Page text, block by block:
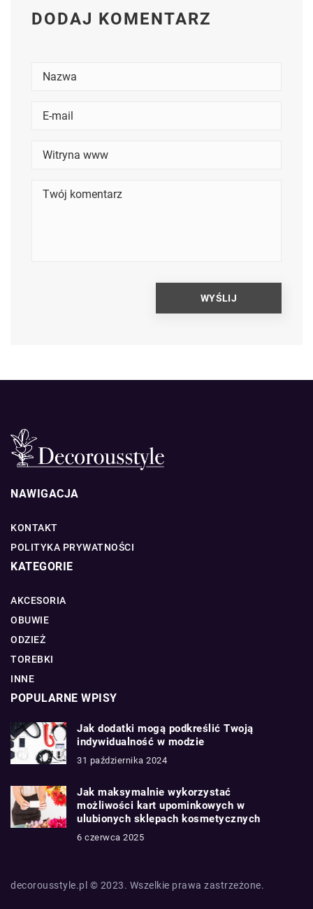
DODAJ KOMENTARZ
NAWIGACJA
KONTAKT
POLITYKA PRYWATNOŚCI
KATEGORIE
AKCESORIA
OBUWIE
ODZIEŻ
TOREBKI
INNE
POPULARNE WPISY
Jak dodatki mogą podkreślić Twoją
indywidualność w modzie
31 października 2024
Jak maksymalnie wykorzystać
możliwości kart upominkowych w
ulubionych sklepach kosmetycznych
6 czerwca 2025
decorousstyle.pl © 2023. Wszelkie prawa zastrzeżone.